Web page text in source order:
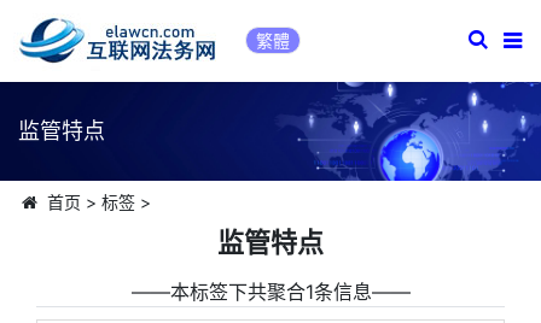
繁體
监管特点
首页 > 标签>
监管特点
――本标签下共聚合1条信息――